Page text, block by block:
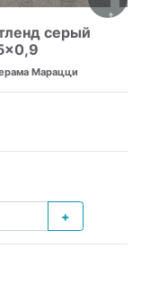
серый
Марацци
+